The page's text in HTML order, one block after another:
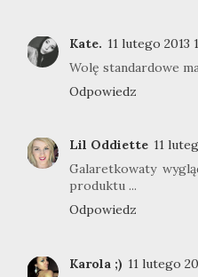
Kate. 11 lutego 2013
Wolę standardowe
Odpowiedz
Lil Oddiette 11
Galaretkowaty
produktu ...
Odpowiedz
Karola ;) 11 lutego